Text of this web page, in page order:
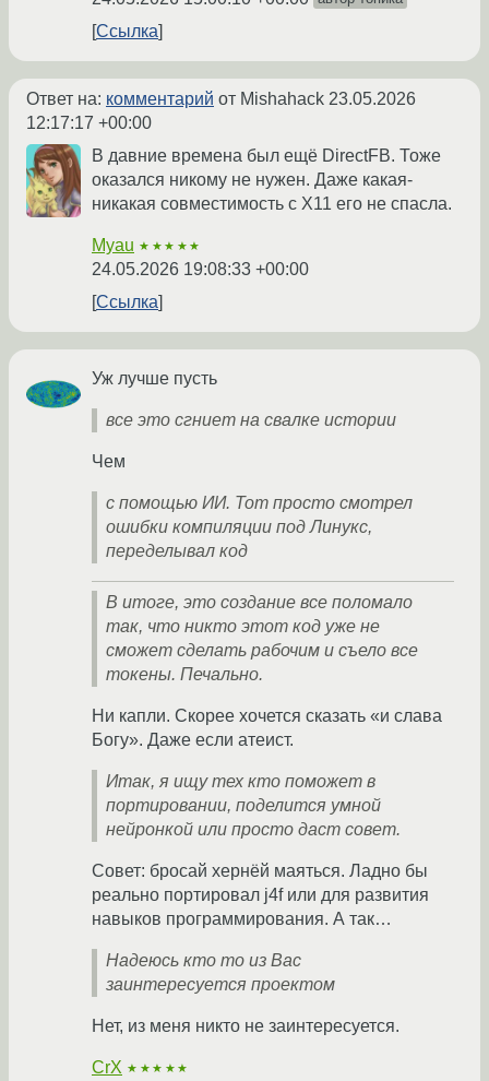
Ссылка
Ответ на: комментарий от Mishahack 23.05.2026
12:17:17 +00:00
В давние времена был ещё DirectFB. Тоже
оказался никому не нужен. Даже какая-
никакая совместимость с X11 его не спасла.
Myau ★★★★★
24.05.2026 19:08:33 +00:00
Ссылка
Уж лучше пусть
все это сгниет на свалке истории
Чем
с помощью ИИ. Тот просто смотрел
ошибки компиляции под Линукс,
переделывал код
В итоге, это создание все поломало
так, что никто этот код уже не
сможет сделать рабочим и съело все
токены. Печально.
Ни капли. Скорее хочется сказать «и слава
Богу». Даже если атеист.
Итак, я ищу тех кто поможет в
портировании, поделится умной
нейронкой или просто даст совет.
Совет: бросай хернёй маяться. Ладно бы
реально портировал j4f или для развития
навыков программирования. А так…
Надеюсь кто то из Вас
заинтересуется проектом
Нет, из меня никто не заинтересуется.
CrX ★★★★★